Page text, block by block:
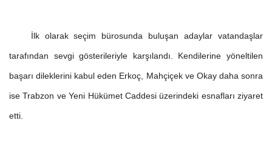
İlk olarak seçim bürosunda buluşan adaylar vatandaşlar
tarafından sevgi gösterileriyle karşılandı. Kendilerine yöneltilen
başarı dileklerini kabul eden Erkoç, Mahçiçek ve Okay daha sonra
ise Trabzon ve Yeni Hükümet Caddesi üzerindeki esnafları ziyaret
etti.